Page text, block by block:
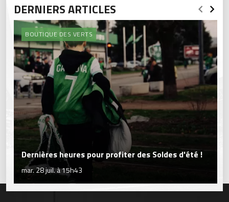
DERNIERS ARTICLES
BOUTIQUE DES VERTS
Dernières heures pour profiter des Soldes d'été !
mar. 28 juil. à 15h43